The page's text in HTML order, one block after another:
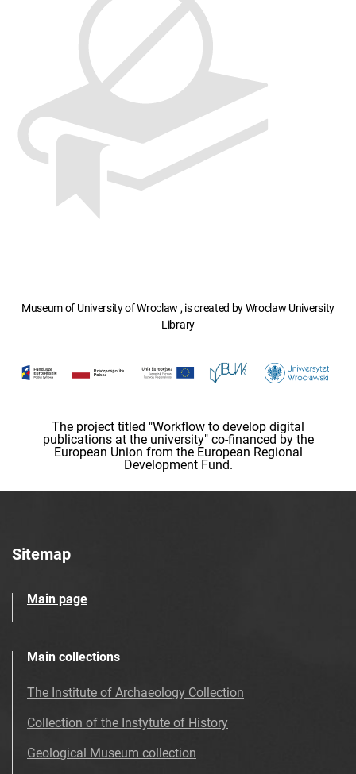
Museum of University of Wroclaw , is created by Wroclaw University
Library
The project titled "Workflow to develop digital
publications at the university" co-financed by the
European Union from the European Regional
Development Fund.
Sitemap
Main page
Main collections
The Institute of Archaeology Collection
Collection of the Instytute of History
Geological Museum collection